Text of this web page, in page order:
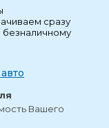
сразу
безналичному
Вашего